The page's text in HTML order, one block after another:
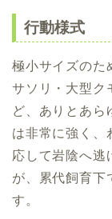
行動様式
極小サイズのた
サソリ・大型ク
ど、ありとあら
は非常に強く、
応して岩陰へ逃
が、累代飼育下
す。